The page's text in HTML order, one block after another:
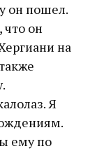
он пошел.
он
на
Я
ему по